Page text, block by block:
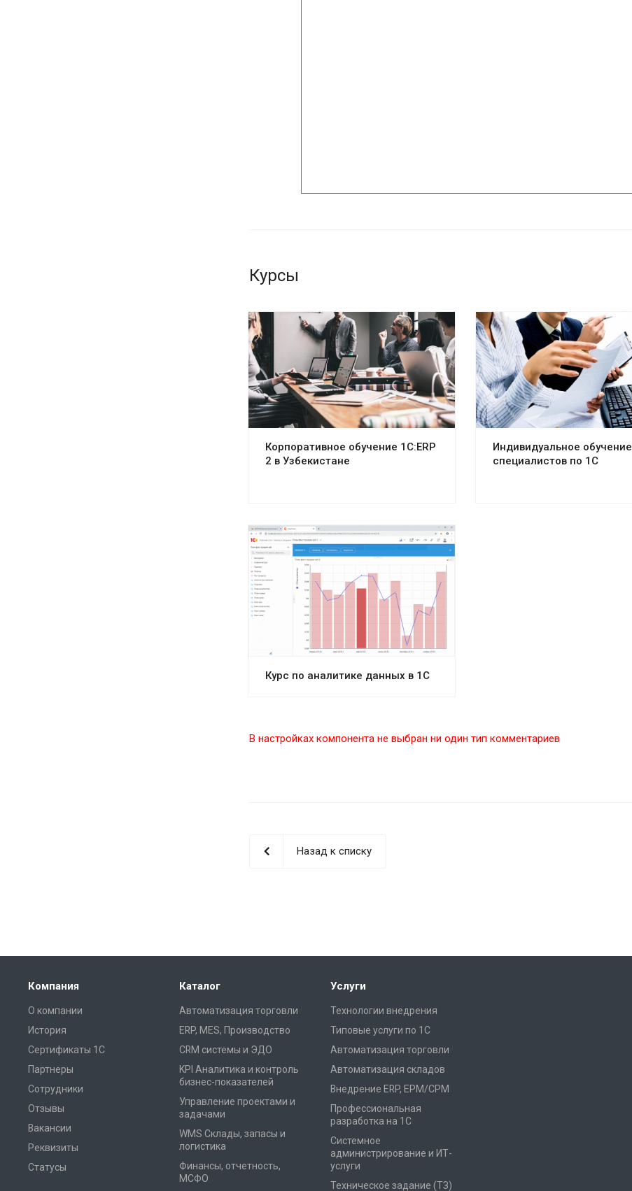
Курсы
Корпоративное обучение 1С:ERP
2 в Узбекистане
Индивидуальное обучение
специалистов по 1С
Курс по аналитике данных в 1С
В настройках компонента не выбран ни один тип комментариев
Назад к списку
Компания
О компании
История
Сертификаты 1С
Партнеры
Сотрудники
Отзывы
Вакансии
Реквизиты
Статусы
Каталог
Автоматизация торговли
ERP, MES, Производство
CRM системы и ЭДО
KPI Аналитика и контроль
бизнес-показателей
Управление проектами и
задачами
WMS Склады, запасы и
логистика
Финансы, отчетность,
МСФО
Услуги
Технологии внедрения
Типовые услуги по 1С
Автоматизация торговли
Автоматизация складов
Внедрение ERP, EPM/CPM
Профессиональная
разработка на 1С
Системное
администрирование и ИТ-
услуги
Техническое задание (ТЗ)